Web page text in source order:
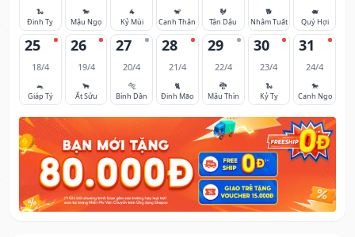
🐍
Đinh Tỵ
🐎
Mậu Ngọ
🐐
Kỷ Mùi
🐒
Canh Thân
🐓
Tân Dậu
🐕
Nhâm Tuất
🐖
Quý Hợi
25
18/4
🐀
Giáp Tý
26
19/4
🐂
Ất Sửu
27
20/4
🐅
Bính Dần
28
21/4
🐈
Đinh Mão
29
22/4
🐉
Mậu Thìn
30
23/4
🐍
Kỷ Tỵ
31
24/4
🐎
Canh Ngọ